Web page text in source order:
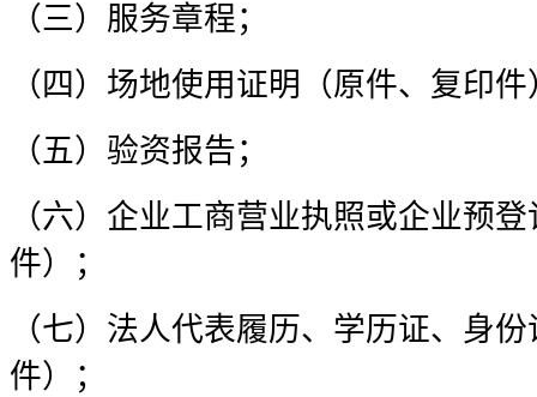
（三）服务章程；
（四）场地使用证明（原件、复印件
（五）验资报告；
（六）企业工商营业执照或企业预
件）；
（七）法人代表履历、学历证、身
件）；